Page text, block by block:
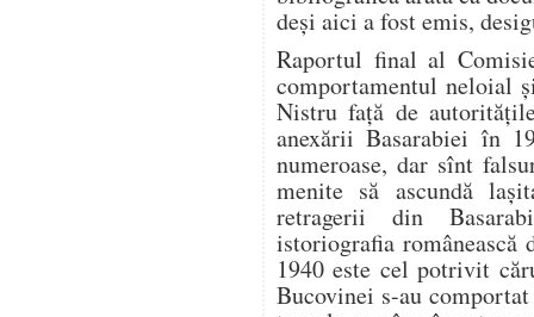
deși aici a fost emis,
Raportul final al
comportamentul neloial
Nistru față de
anexării Basarabiei în
numeroase, dar sînt
menite să ascundă
retragerii din
istoriografia
1940 este cel potrivit
Bucovinei s-au